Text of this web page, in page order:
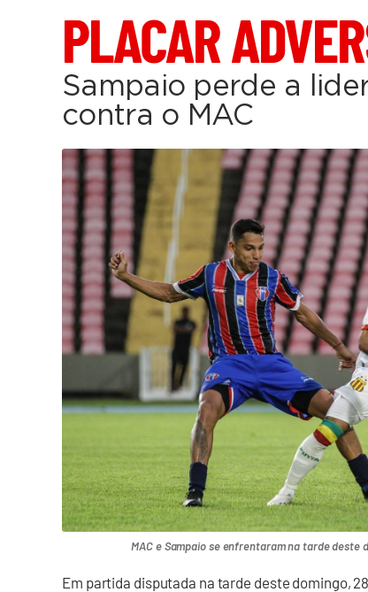
PLACAR
Sampaio perde a
contra o MAC
MAC e Sampaio se enfrentaram na tarde deste
Em partida disputada na tarde deste domingo,